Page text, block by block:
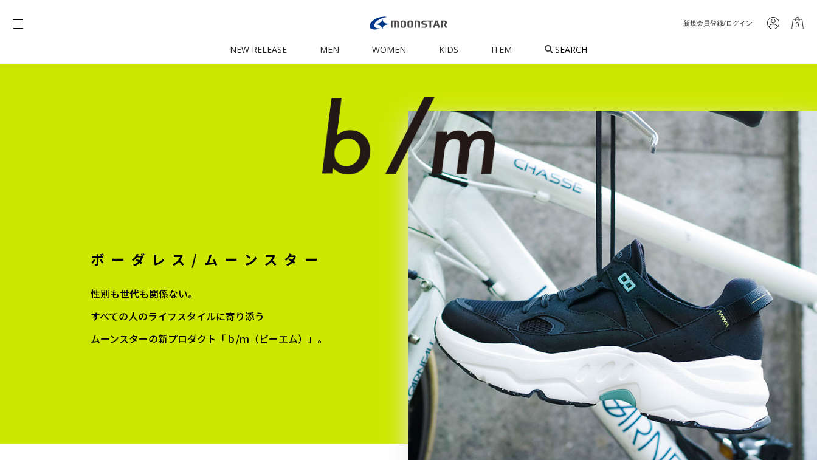
新規会員登録/ログイン 0
NEW RELEASE MEN WOMEN KIDS ITEM SEARCH
ボーダレス/ムーンスター
性別も世代も関係ない。
すべての人のライフスタイルに寄り添う
ムーンスターの新プロダクト「ｂ/ｍ（ビーエム）」。